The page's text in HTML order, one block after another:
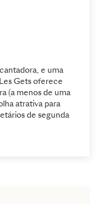
e uma
Gets oferece
(a menos de uma
atrativa para
de segunda